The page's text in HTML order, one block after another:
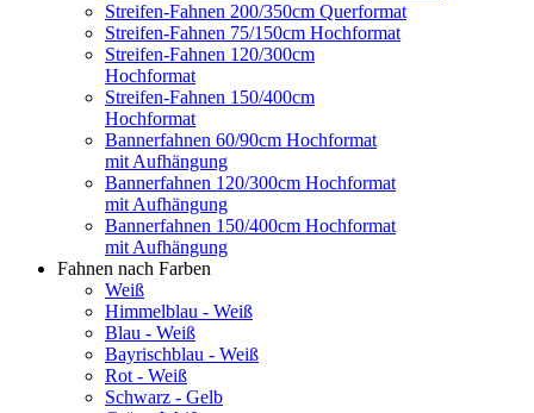
Streifen-Fahnen 200/350cm Querformat
Streifen-Fahnen 75/150cm Hochformat
Streifen-Fahnen 120/300cm
Hochformat
Streifen-Fahnen 150/400cm
Hochformat
Bannerfahnen 60/90cm Hochformat
mit Aufhängung
Bannerfahnen 120/300cm Hochformat
mit Aufhängung
Bannerfahnen 150/400cm Hochformat
mit Aufhängung
Fahnen nach Farben
Weiß
Himmelblau - Weiß
Blau - Weiß
Bayrischblau - Weiß
Rot - Weiß
Schwarz - Gelb